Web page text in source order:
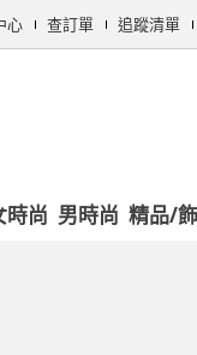
心 查訂單 追蹤清單
時尚 男時尚 精品/